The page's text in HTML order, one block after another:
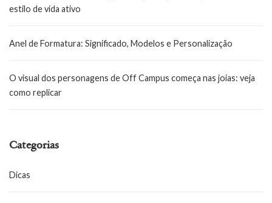
estilo de vida ativo
Anel de Formatura: Significado, Modelos e Personalização
O visual dos personagens de Off Campus começa nas joias: veja
como replicar
Categorias
Dicas